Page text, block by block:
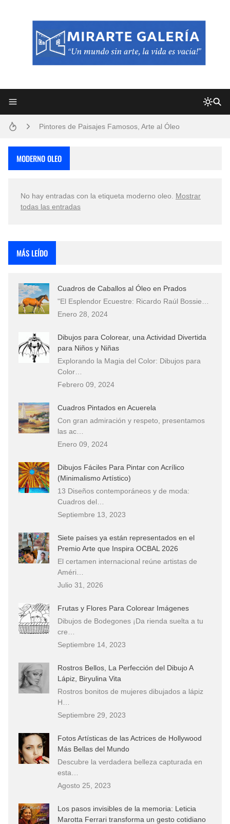
Pintores de Paisajes Famosos, Arte al Óleo
Que significan los cuadros de negras africanas?
El mundo del arte en pintura surrealista
MODERNO OLEO
No hay entradas con la etiqueta moderno oleo
Mostrar
todas las entradas
MÁS LEÍDO
Cuadros de Caballos al Óleo en Prados
"El Esplendor Ecuestre: Ricardo Raúl Bossie…
Enero 28, 2024
Dibujos para Colorear, una Actividad Divertida
para Niños y Niñas
Explorando la Magia del Color: Dibujos para
Color…
Febrero 09, 2024
Cuadros Pintados en Acuerela
Con gran admiración y respeto, presentamos
las ac…
Enero 09, 2024
Dibujos Fáciles Para Pintar con Acrílico
(Minimalismo Artístico)
13 Diseños contemporáneos y de moda:
Cuadros del…
Septiembre 13, 2023
Siete países ya están representados en el
Premio Arte que Inspira OCBAL 2026
El certamen internacional reúne artistas de
Améri…
Julio 31, 2026
Frutas y Flores Para Colorear Imágenes
Dibujos de Bodegones ¡Da rienda suelta a tu
cre…
Septiembre 14, 2023
Rostros Bellos, La Perfección del Dibujo A
Lápiz, Biryulina Vita
Rostros bonitos de mujeres dibujados a lápiz
H…
Septiembre 29, 2023
Fotos Artísticas de las Actrices de Hollywood
Más Bellas del Mundo
Descubre la verdadera belleza capturada en
esta…
Agosto 25, 2023
Los pasos invisibles de la memoria: Leticia
Marotta Ferrari transforma un gesto cotidiano